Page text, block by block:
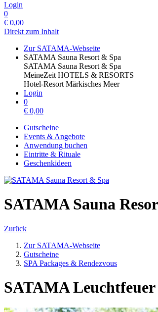
Login
0
€ 0,00
Direkt zum Inhalt
Zur SATAMA-Webseite
SATAMA Sauna Resort & Spa
SATAMA Sauna Resort & Spa
MeineZeit HOTELS & RESORTS
Hotel-Resort Märkisches Meer
Login
0
€ 0,00
Gutscheine
Events & Angebote
Anwendung buchen
Eintritte & Rituale
Geschenkideen
SATAMA Sauna
Zurück
Zur SATAMA-Webseite
Gutscheine
SPA Packages & Rendezvous
SATAMA